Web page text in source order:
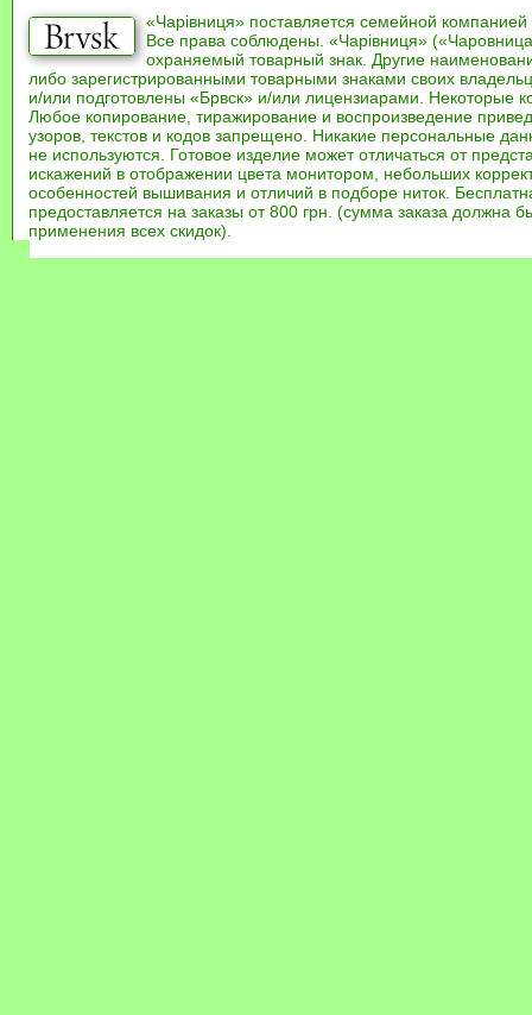
«Чарівниця» поставляется семейной компанией
Все права соблюдены. «Чарівниця»
охраняемый товарный знак. Другие
либо зарегистрированными товарными знаками своих
и/или подготовлены «Брвск» и/или лицензиарами. Некоторые
Любое копирование, тиражирование и воспроизведение
узоров, текстов и кодов запрещено. Никакие персональные
не используются. Готовое изделие может отличаться от
искажений в отображении цвета монитором, небольших
особенностей вышивания и отличий в подборе ниток.
предоставляется на заказы от 800 грн. (сумма заказа должна
применения всех скидок).